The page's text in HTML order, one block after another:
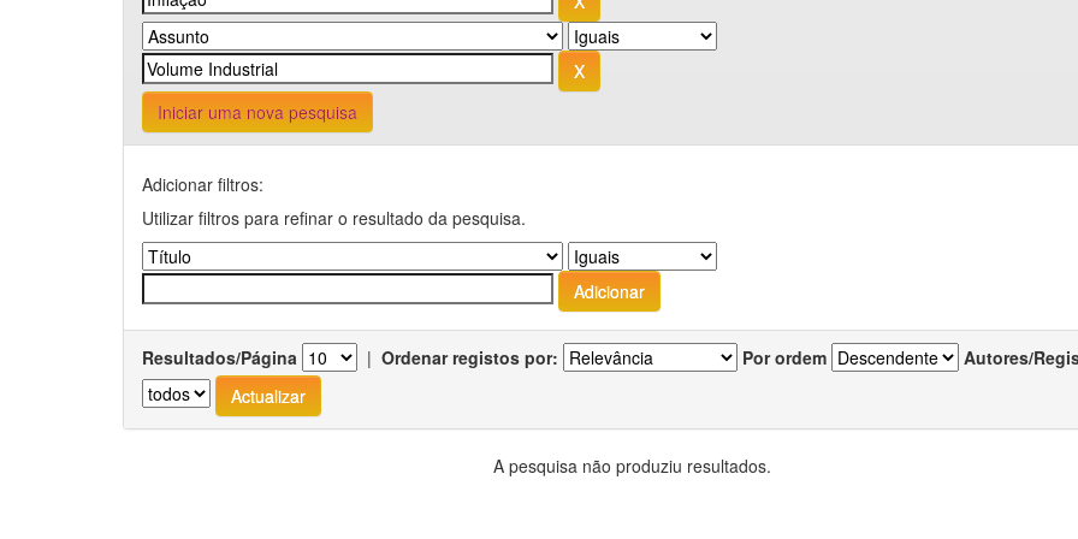
Iniciar uma nova pesquisa
Adicionar filtros:
Utilizar filtros para refinar o resultado da pesquisa.
Resultados/Página | Ordenar registos por: Por ordem Autores/
A pesquisa não produziu resultados.